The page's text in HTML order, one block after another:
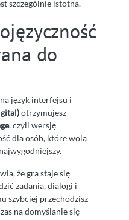
szczególnie istotna.
do
język interfejsu i
otrzymujesz
, czyli wersję
dla osób, które wolą
że gra staje się
zadania, dialogi i
szybciej przechodzisz
na domyślanie się